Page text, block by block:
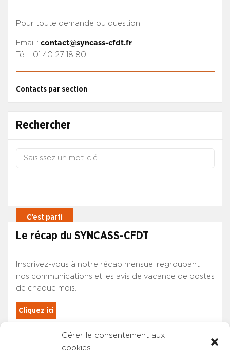
Gérer le consentement aux
cookies
Pour toute demande ou question.
Email : contact@syncass-cfdt.fr
Tél. : 01 40 27 18 80
Contacts par section
Rechercher
Le récap du SYNCASS-CFDT
Inscrivez-vous à notre récap mensuel regroupant
nos communications et les avis de vacance de postes
de chaque mois.
Cliquez ici
Les adhérents du SYNCASS-CFDT
sont automatiquement inscrits.